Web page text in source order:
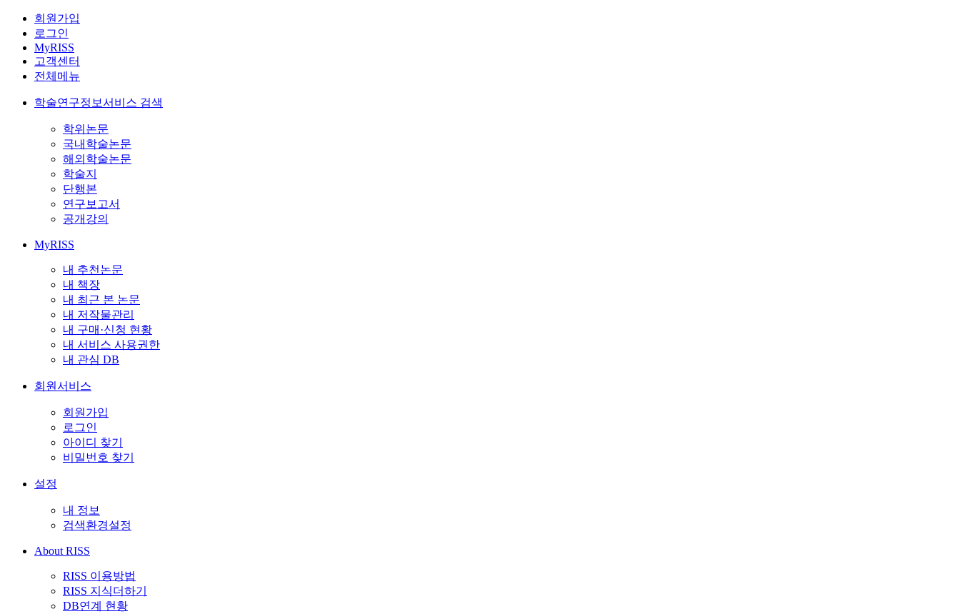
회원가입
로그인
MyRISS
고객센터
전체메뉴
학술연구정보서비스 검색
학위논문
국내학술논문
해외학술논문
학술지
단행본
연구보고서
공개강의
MyRISS
내 추천논문
내 책장
내 최근 본 논문
내 저작물관리
내 구매·신청 현황
내 서비스 사용권한
내 관심 DB
회원서비스
회원가입
로그인
아이디 찾기
비밀번호 찾기
설정
내 정보
검색환경설정
About RISS
RISS 이용방법
RISS 지식더하기
DB연계 현황